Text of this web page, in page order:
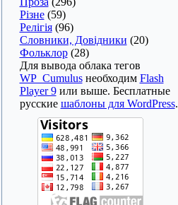
Різне(59)
Релігія(96)
Словники, Довідники (20)
Фольклор(28)
Для вывода облака тегов
WP_Cumulusнеобходим Flash
Player 9или выше. Бесплатные
русские шаблоны для WordPress.